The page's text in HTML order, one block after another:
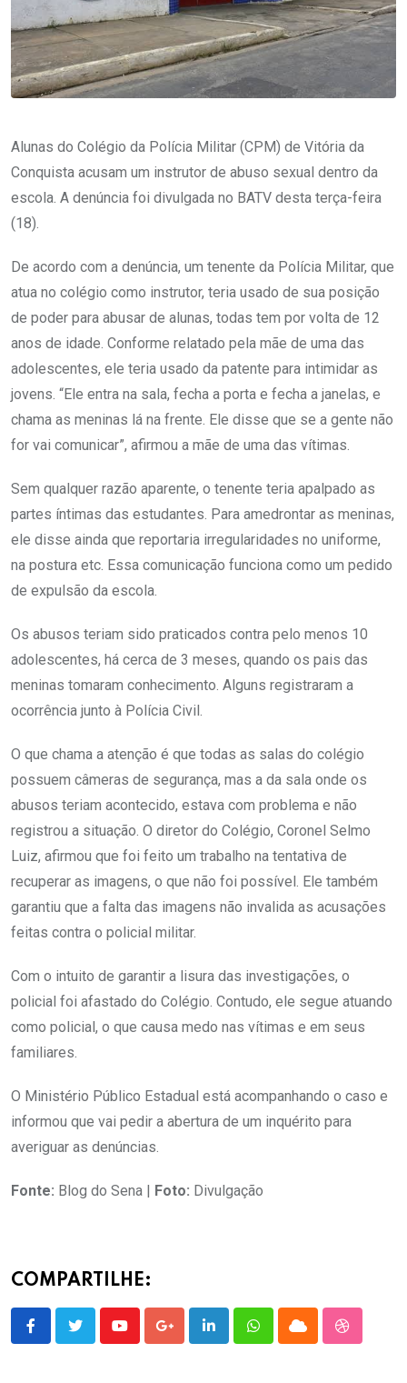
Alunas do Colégio da Polícia Militar (CPM) de Vitória da
Conquista acusam um instrutor de abuso sexual dentro da
escola. A denúncia foi divulgada no BATV desta terça-feira
(18).
De acordo com a denúncia, um tenente da Polícia Militar, que
atua no colégio como instrutor, teria usado de sua posição
de poder para abusar de alunas, todas tem por volta de 12
anos de idade. Conforme relatado pela mãe de uma das
adolescentes, ele teria usado da patente para intimidar as
jovens. “Ele entra na sala, fecha a porta e fecha a janelas, e
chama as meninas lá na frente. Ele disse que se a gente não
for vai comunicar”, afirmou a mãe de uma das vítimas.
Sem qualquer razão aparente, o tenente teria apalpado as
partes íntimas das estudantes. Para amedrontar as meninas,
ele disse ainda que reportaria irregularidades no uniforme,
na postura etc. Essa comunicação funciona como um pedido
de expulsão da escola.
Os abusos teriam sido praticados contra pelo menos 10
adolescentes, há cerca de 3 meses, quando os pais das
meninas tomaram conhecimento. Alguns registraram a
ocorrência junto à Polícia Civil.
O que chama a atenção é que todas as salas do colégio
possuem câmeras de segurança, mas a da sala onde os
abusos teriam acontecido, estava com problema e não
registrou a situação. O diretor do Colégio, Coronel Selmo
Luiz, afirmou que foi feito um trabalho na tentativa de
recuperar as imagens, o que não foi possível. Ele também
garantiu que a falta das imagens não invalida as acusações
feitas contra o policial militar.
Com o intuito de garantir a lisura das investigações, o
policial foi afastado do Colégio. Contudo, ele segue atuando
como policial, o que causa medo nas vítimas e em seus
familiares.
O Ministério Público Estadual está acompanhando o caso e
informou que vai pedir a abertura de um inquérito para
averiguar as denúncias.
Fonte: Blog do Sena | Foto: Divulgação
COMPARTILHE:
YoutubeGoogle+LinkedInWhatsappCloud